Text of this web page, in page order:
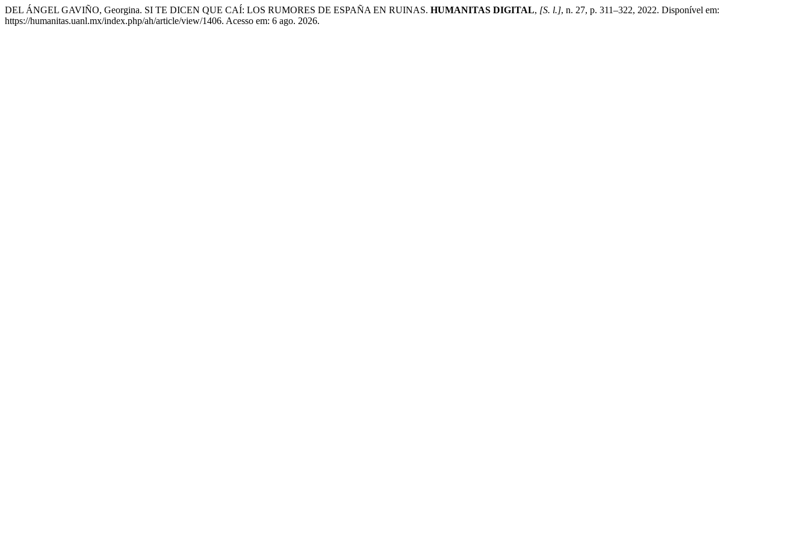
DEL ÁNGEL GAVIÑO, Georgina. SI TE DICEN QUE CAÍ: LOS RUMORES DE ESPAÑA EN RUINAS. HUMANITAS DIGITAL, [S. l.], n. 27, p. 311–322, 2022. Disponível em:
https://humanitas.uanl.mx/index.php/ah/article/view/1406. Acesso em: 6 ago. 2026.